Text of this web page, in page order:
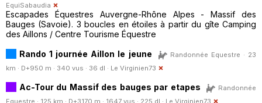
EquiSabaudia
Escapades Équestres Auvergne-Rhône Alpes - Massif des
Bauges (Savoie). 3 boucles en étoiles à partir du gîte Camping
des Aillons / Centre Tourisme Équestre
Rando 1 journée Aillon le jeune
Randonnée Equestre · 23
km · D+950 m · 340 vus · 36 dl · Le Virginien73
Ac-Tour du Massif des bauges par etapes
Randonnée
Equestre · 125 km · D+3170 m · 1647 vus · 225 dl · Le Virginien73